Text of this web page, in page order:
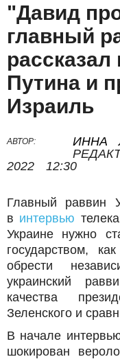
"Давид
главный
рассказал
Путина и
Израиль
АВТОР: ИННА
2022
12:30
Главный раввин
в интервью
Украине нужно
государством,
обрести
украинский
качества
Зеленского и
В начале
шокирован